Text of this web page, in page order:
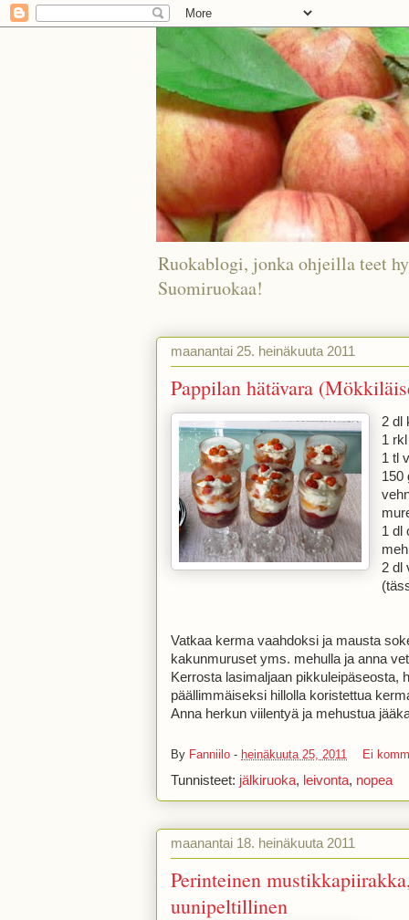
Ruokablogi, jonka ohjeilla teet
Suomiruokaa!
maanantai 25. heinäkuuta 2011
Pappilan hätävara
2 dl
1
1 tl
150
1 dl
2 dl
Vatkaa kerma vaahdoksi ja mausta
kakunmuruset yms. mehulla ja anna
Kerrosta lasimaljaan pikkuleipäseosta,
päällimmäiseksi hillolla koristettua
Anna herkun viilentyä ja mehustua
By Fanniilo - heinäkuuta 25, 2011 Ei
Tunnisteet: jälkiruoka, leivonta, nopea
maanantai 18. heinäkuuta 2011
Perinteinen
uunipeltillinen